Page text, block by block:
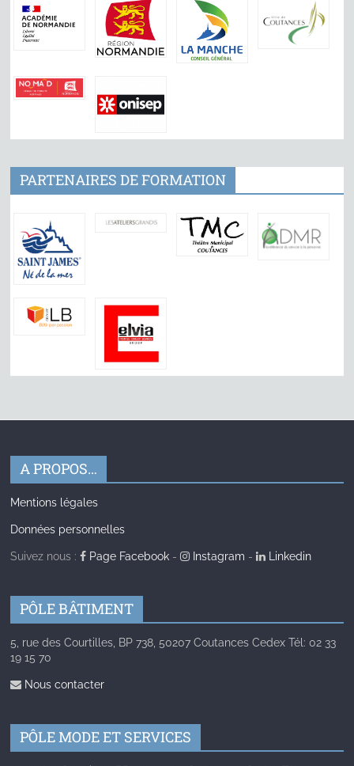
PARTENAIRES DE FORMATION
A PROPOS…
Mentions légales
Données personnelles
Suivez nous : Page Facebook - Instagram - Linkedin
PÔLE BÂTIMENT
5, rue des Courtilles, BP 738, 50207 Coutances Cedex Tél: 02 33
19 15 70
Nous contacter
PÔLE MODE ET SERVICES